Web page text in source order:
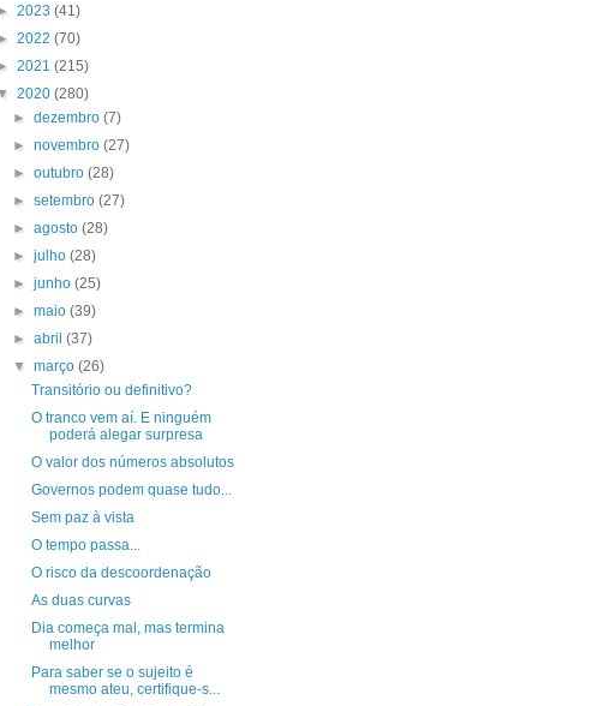
2023 (41)
2022 (70)
2021 (215)
2020 (280)
►dezembro(7)
►novembro(27)
►outubro(28)
►setembro(27)
►agosto(28)
►julho(28)
►junho(25)
►maio(39)
►abril(37)
▼março(26)
Transitório ou definitivo?
O tranco vem aí. E ninguém
poderá alegar surpresa
O valor dos números absolutos
Governos podem quase tudo...
Sem paz à vista
O tempo passa...
O risco da descoordenação
As duas curvas
Dia começa mal, mas termina
melhor
Para saber se o sujeito é
mesmo ateu, certifique-s...